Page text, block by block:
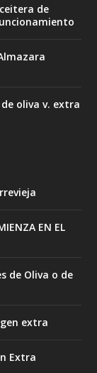
de
oliva v. extra
EN EL
de Oliva o de
extra
Extra